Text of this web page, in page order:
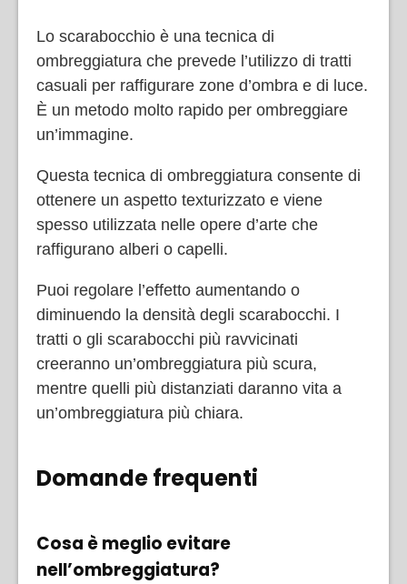
Lo scarabocchio è una tecnica di
ombreggiatura che prevede l’utilizzo di tratti
casuali per raffigurare zone d’ombra e di luce.
È un metodo molto rapido per ombreggiare
un’immagine.
Questa tecnica di ombreggiatura consente di
ottenere un aspetto texturizzato e viene
spesso utilizzata nelle opere d’arte che
raffigurano alberi o capelli.
Puoi regolare l’effetto aumentando o
diminuendo la densità degli scarabocchi. I
tratti o gli scarabocchi più ravvicinati
creeranno un’ombreggiatura più scura,
mentre quelli più distanziati daranno vita a
un’ombreggiatura più chiara.
Domande frequenti
Cosa è meglio evitare
nell’ombreggiatura?